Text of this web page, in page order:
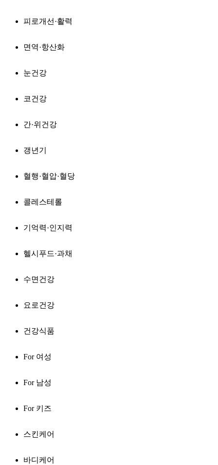
피로개선·활력
면역·항산화
눈건강
코건강
간·위건강
갱년기
혈행·혈압·혈당
콜레스테롤
기억력·인지력
헬시푸드·과채
수면건강
요로건강
건강식품
For 여성
For 남성
For 키즈
스킨케어
바디케어